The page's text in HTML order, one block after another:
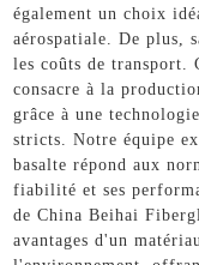
également un choix
aérospatiale. De plus,
les coûts de transport.
consacre à la
grâce à une
stricts. Notre équipe
basalte répond aux
fiabilité et ses
de China Beihai
avantages d'un